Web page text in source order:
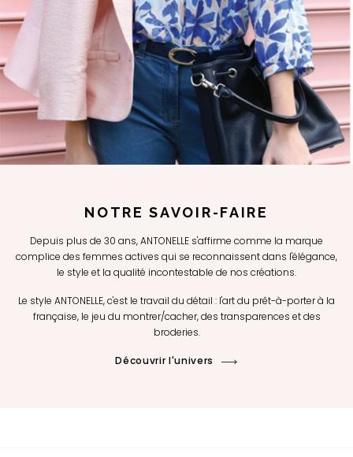
NOTRE SAVOIR-FAIRE
Depuis plus de 30 ans, ANTONELLE s'affirme comme la marque
complice des femmes actives qui se reconnaissent dans l'élégance,
le style et la qualité incontestable de nos créations.
Le style ANTONELLE, c'est le travail du détail : l'art du prêt-à-porter à la
française, le jeu du montrer/cacher, des transparences et des
broderies.
Découvrir l'univers